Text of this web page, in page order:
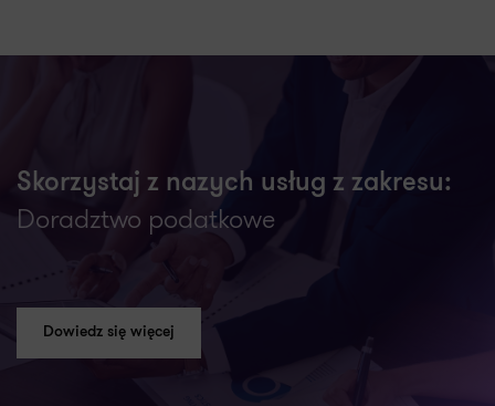
Skorzystaj z nazych usług z zakresu:
Doradztwo podatkowe
Dowiedz się więcej